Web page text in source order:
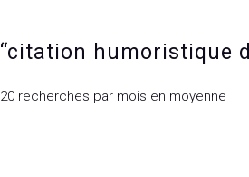
“citation humoristique
20 recherches par mois en moyenne